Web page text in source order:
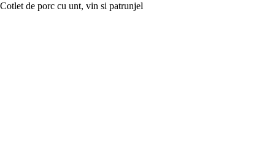
Cotlet de porc cu unt, vin si patrunjel